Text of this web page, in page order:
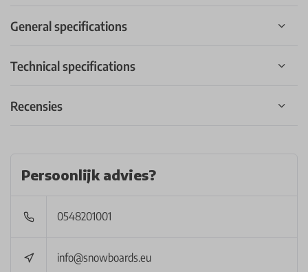
General specifications
Technical specifications
Recensies
Persoonlijk advies?
0548201001
info@snowboards.eu